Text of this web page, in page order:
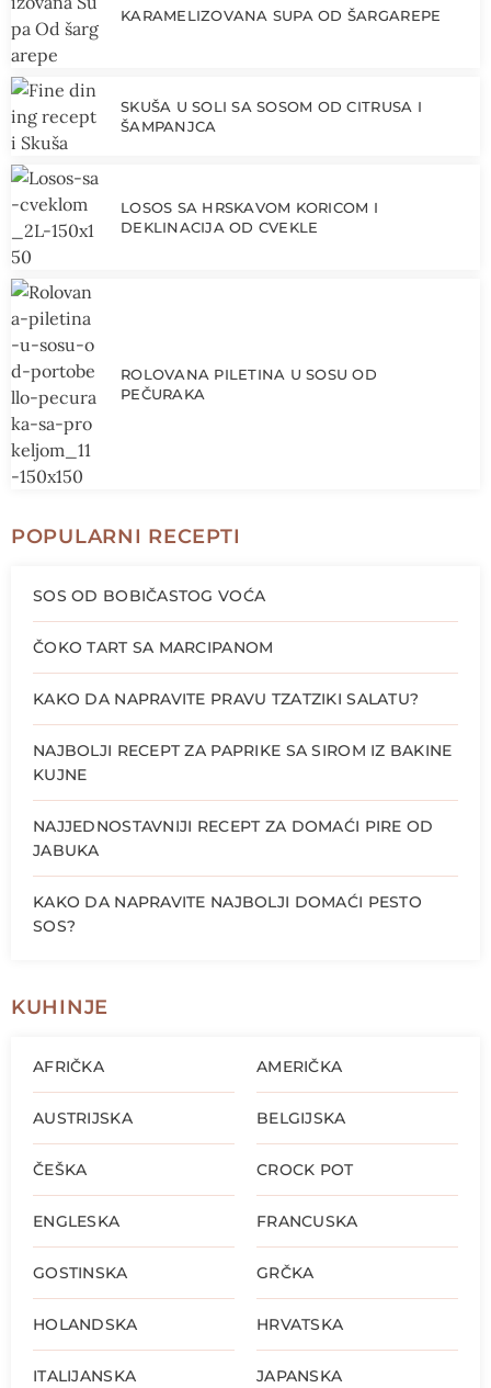
KARAMELIZOVANA SUPA OD ŠARGAREPE
SKUŠA U SOLI SA SOSOM OD CITRUSA I
ŠAMPANJCA
LOSOS SA HRSKAVOM KORICOM I
DEKLINACIJA OD CVEKLE
ROLOVANA PILETINA U SOSU OD
PEČURAKA
POPULARNI RECEPTI
SOS OD BOBIČASTOG VOĆA
ČOKO TART SA MARCIPANOM
KAKO DA NAPRAVITE PRAVU TZATZIKI SALATU?
NAJBOLJI RECEPT ZA PAPRIKE SA SIROM IZ BAKINE
KUJNE
NAJJEDNOSTAVNIJI RECEPT ZA DOMAĆI PIRE OD
JABUKA
KAKO DA NAPRAVITE NAJBOLJI DOMAĆI PESTO
SOS?
KUHINJE
AFRIČKA AMERIČKA
AUSTRIJSKA BELGIJSKA
ČEŠKA CROCK POT
ENGLESKA FRANCUSKA
GOSTINSKA GRČKA
HOLANDSKA HRVATSKA
ITALIJANSKA JAPANSKA